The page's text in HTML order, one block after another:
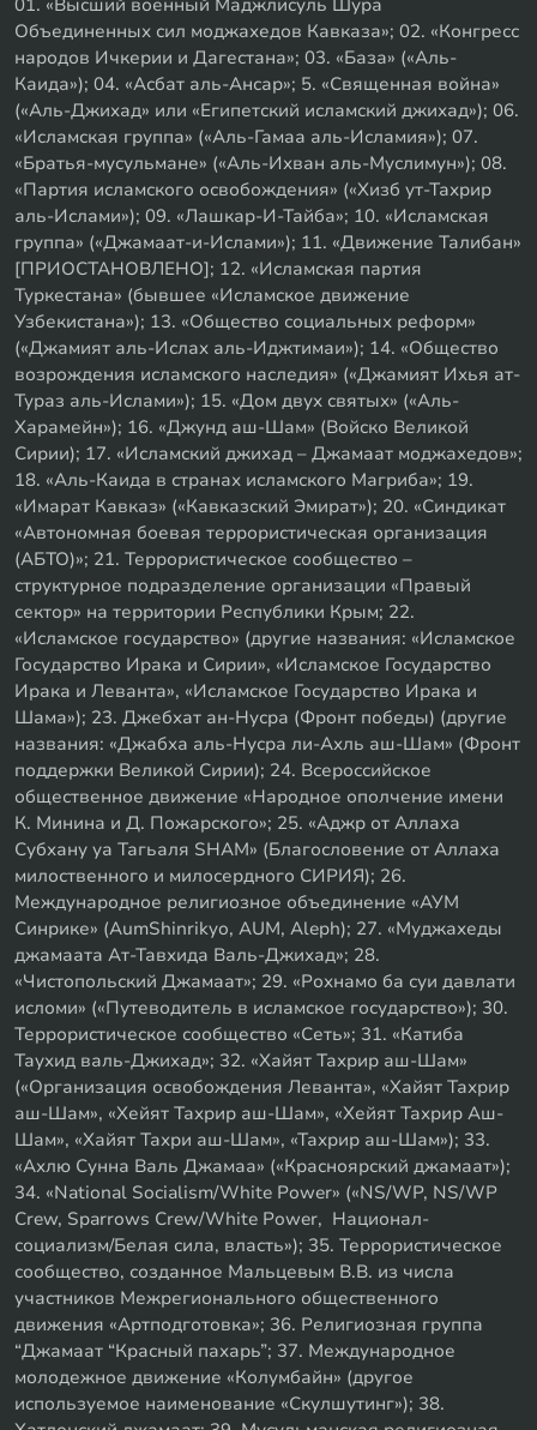
01. «Высший военный Маджлисуль Шура
Объединенных сил моджахедов Кавказа»; 02. «Конгресс
народов Ичкерии и Дагестана»; 03. «База» («Аль-
Каида»); 04. «Асбат аль-Ансар»; 5. «Священная война»
(«Аль-Джихад» или «Египетский исламский джихад»); 06.
«Исламская группа» («Аль-Гамаа аль-Исламия»); 07.
«Братья-мусульмане» («Аль-Ихван аль-Муслимун»); 08.
«Партия исламского освобождения» («Хизб ут-Тахрир
аль-Ислами»); 09. «Лашкар-И-Тайба»; 10. «Исламская
группа» («Джамаат-и-Ислами»); 11. «Движение Талибан»
[ПРИОСТАНОВЛЕНО]; 12. «Исламская партия
Туркестана» (бывшее «Исламское движение
Узбекистана»); 13. «Общество социальных реформ»
(«Джамият аль-Ислах аль-Иджтимаи»); 14. «Общество
возрождения исламского наследия» («Джамият Ихья ат-
Тураз аль-Ислами»); 15. «Дом двух святых» («Аль-
Харамейн»); 16. «Джунд аш-Шам» (Войско Великой
Сирии); 17. «Исламский джихад – Джамаат моджахедов»;
18. «Аль-Каида в странах исламского Магриба»; 19.
«Имарат Кавказ» («Кавказский Эмират»); 20. «Синдикат
«Автономная боевая террористическая организация
(АБТО)»; 21. Террористическое сообщество –
структурное подразделение организации «Правый
сектор» на территории Республики Крым; 22.
«Исламское государство» (другие названия: «Исламское
Государство Ирака и Сирии», «Исламское Государство
Ирака и Леванта», «Исламское Государство Ирака и
Шама»); 23. Джебхат ан-Нусра (Фронт победы) (другие
названия: «Джабха аль-Нусра ли-Ахль аш-Шам» (Фронт
поддержки Великой Сирии); 24. Всероссийское
общественное движение «Народное ополчение имени
К. Минина и Д. Пожарского»; 25. «Аджр от Аллаха
Субхану уа Тагьаля SHAM» (Благословение от Аллаха
милоственного и милосердного СИРИЯ); 26.
Международное религиозное объединение «АУМ
Синрике» (AumShinrikyo, AUM, Aleph); 27. «Муджахеды
джамаата Ат-Тавхида Валь-Джихад»; 28.
«Чистопольский Джамаат»; 29. «Рохнамо ба суи давлати
исломи» («Путеводитель в исламское государство»); 30.
Террористическое сообщество «Сеть»; 31. «Катиба
Таухид валь-Джихад»; 32. «Хайят Тахрир аш-Шам»
(«Организация освобождения Леванта», «Хайят Тахрир
аш-Шам», «Хейят Тахрир аш-Шам», «Хейят Тахрир Аш-
Шам», «Хайят Тахри аш-Шам», «Тахрир аш-Шам»); 33.
«Ахлю Сунна Валь Джамаа» («Красноярский джамаат»);
34. «National Socialism/White Power» («NS/WP, NS/WP
Crew, Sparrows Crew/White Power, Национал-
социализм/Белая сила, власть»); 35. Террористическое
сообщество, созданное Мальцевым В.В. из числа
участников Межрегионального общественного
движения «Артподготовка»; 36. Религиозная группа
“Джамаат “Красный пахарь”; 37. Международное
молодежное движение «Колумбайн» (другое
используемое наименование «Скулшутинг»); 38.